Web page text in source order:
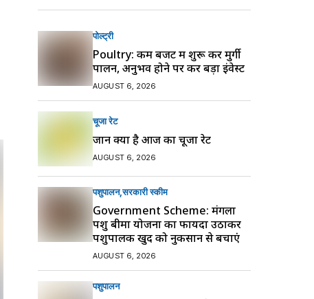
पोल्ट्री
Poultry: कम बजट में शुरू करें मुर्गी
पालन, अनुभव होने पर करें बड़ा इंवेस्ट
AUGUST 6, 2026
चूजा रेट
जानें क्या है आज का चूजा रेट
AUGUST 6, 2026
पशुपालन सरकारी स्की‍म
Government Scheme: मंगला
पशु बीमा योजना का फायदा उठाकर
पशुपालक खुद को नुकसान से बचाएं
AUGUST 6, 2026
पशुपालन